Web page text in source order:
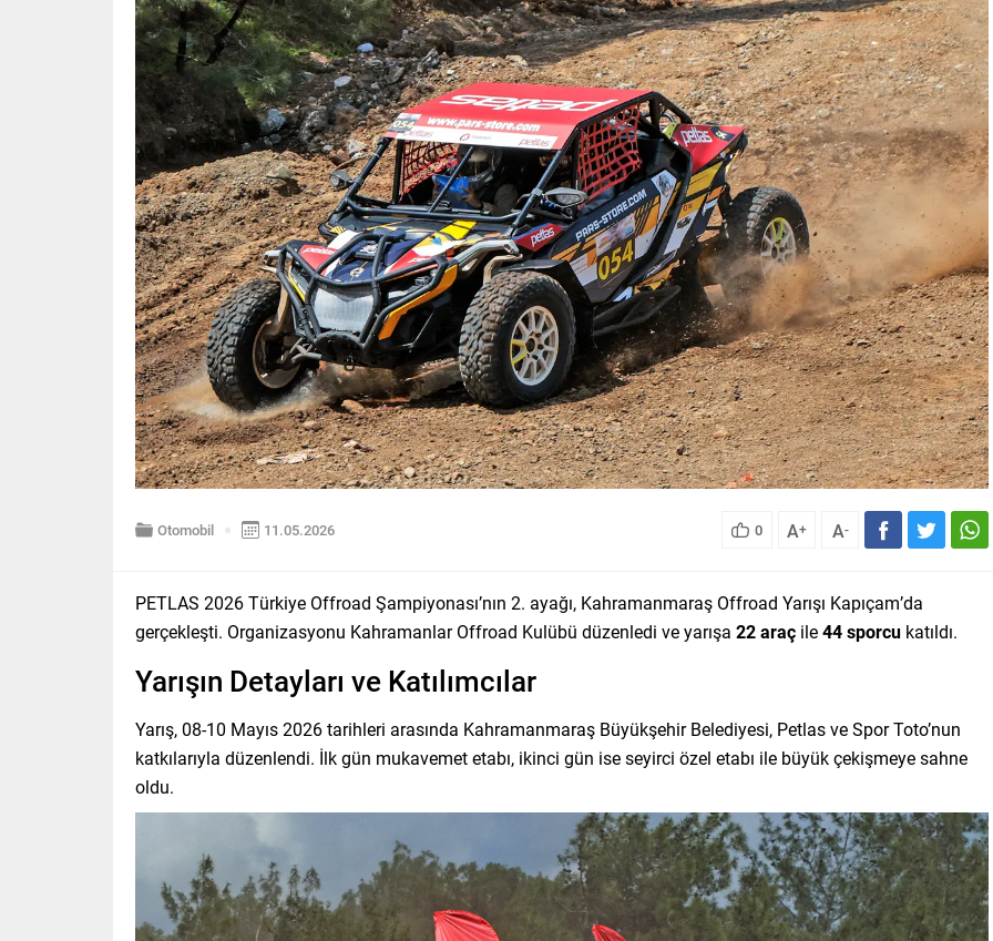
Otomobil 11.05.2026 0 A+ A-
PETLAS 2026 Türkiye Offroad Şampiyonası’nın 2. ayağı, Kahramanmaraş Offroad Yarışı Kapıçam’da
gerçekleşti. Organizasyonu Kahramanlar Offroad Kulübü düzenledi ve yarışa 22 araç ile44 sporcu katıldı.
Yarışın Detayları ve Katılımcılar
Yarış, 08-10 Mayıs 2026 tarihleri arasında Kahramanmaraş Büyükşehir Belediyesi, Petlas ve Spor Toto’nun
katkılarıyla düzenlendi. İlk gün mukavemet etabı, ikinci gün ise seyirci özel etabı ile büyük çekişmeye sahne
oldu.